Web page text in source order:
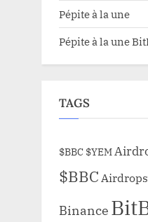
Pépite à la une
Pépite à la une
TAGS
$BBC $YEM
$BBCAirdrops
Binance